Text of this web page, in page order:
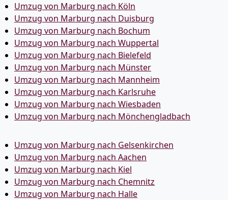
Umzug von Marburg nach Köln
Umzug von Marburg nach Duisburg
Umzug von Marburg nach Bochum
Umzug von Marburg nach Wuppertal
Umzug von Marburg nach Bielefeld
Umzug von Marburg nach Münster
Umzug von Marburg nach Mannheim
Umzug von Marburg nach Karlsruhe
Umzug von Marburg nach Wiesbaden
Umzug von Marburg nach Mönchen­gladbach
Umzug von Marburg nach Gelsenkirchen
Umzug von Marburg nach Aachen
Umzug von Marburg nach Kiel
Umzug von Marburg nach Chemnitz
Umzug von Marburg nach Halle